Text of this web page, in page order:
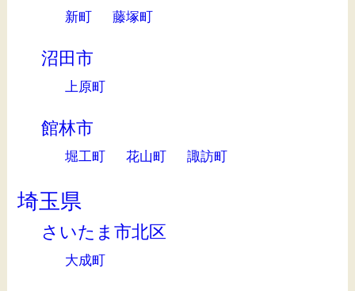
新町 藤塚町
沼田市
上原町
館林市
堀工町 花山町 諏訪町
埼玉県
さいたま市北区
大成町